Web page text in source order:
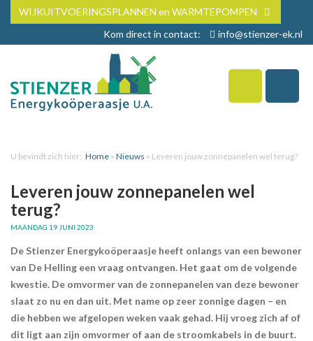
WIJKUITVOERINGSPLANNEN en WARMTEPOMPEN
Kom direct in contact:
info@stienzer-ek.nl
U bevindt zich hier: Home » Nieuws » Leveren jouw zonnepanelen wel terug?
Leveren jouw zonnepanelen wel
terug?
MAANDAG 19 JUNI 2023
De Stienzer Energykoöperaasje heeft onlangs van een bewoner
van De Helling een vraag ontvangen. Het gaat om de volgende
kwestie. De omvormer van de zonnepanelen van deze bewoner
slaat zo nu en dan uit. Met name op zeer zonnige dagen – en
die hebben we afgelopen weken vaak gehad. Hij vroeg zich af of
dit ligt aan zijn omvormer of aan de stroomkabels in de buurt.